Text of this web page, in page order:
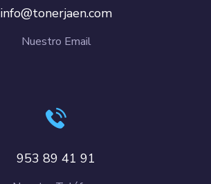
info@tonerjaen.com
Nuestro Email
953 89 41 91